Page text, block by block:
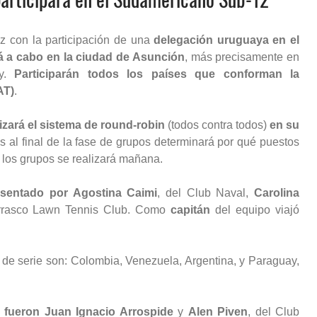
con la participación de unadelegación uruguaya en el
a cabo en la ciudad de Asunción, más precisamente en
Participarán todos los países que conforman la
.
el sistema de round-robin (todos contra todos) en su
al final de la fase de grupos determinará por qué puestos
grupos se realizará mañana.
por Agostina Caimi, del Club Naval,Carolina
Lawn Tennis Club. Comocapitán del equipo viajó
serie son: Colombia, Venezuela, Argentina, y Paraguay,
Juan Ignacio Arrospidey Alen Piven, del Club